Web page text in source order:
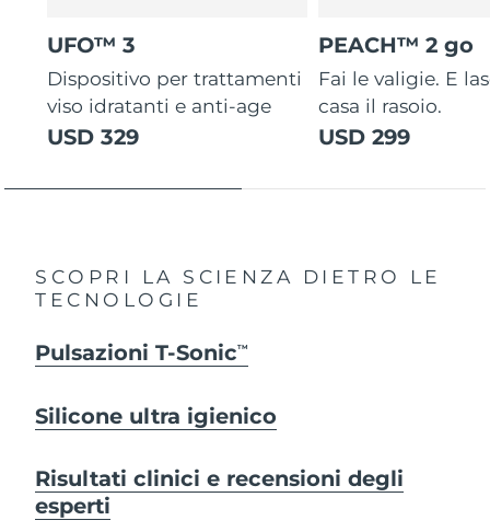
UFO™ 3
Dispositivo per trattamenti
viso idratanti e anti-age
USD 329
PEACH™ 2 go
Fai le valigie. E
casa il rasoio.
USD 299
SCOPRI LA SCIENZA DIETRO LE
TECNOLOGIE
Pulsazioni T-SonicTM
Silicone ultra igienico
Risultati clinici e recensioni degli
esperti